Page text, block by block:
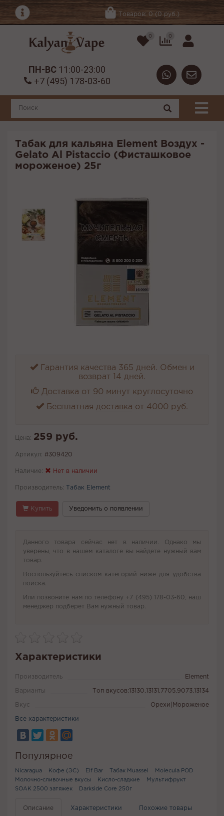
Товаров: 0 (0 руб.)
0 0
ПН-ВС 11:00-23:00
+7 (495) 178-03-60
Табак для кальяна Element Воздух -
Gelato Al Pistaccio (Фисташковое
мороженое) 25г
Гарантия качества 365 дней. Обмен и
возврат 14 дней.
Доставка от 90 минут круглосуточно
Бесплатная доставка от 4000 руб.
Цена: 259 руб.
Артикул: #309420
Наличие: Нет в наличии
Производитель: Табак Element
Купить Уведомить о появлении
Данного товара сейчас нет в наличии. Однако мы
уверены, что в нашем каталоге вы найдете нужный вам
товар.
Воспользуйтесь списком категорий ниже для удобства
поиска.
Или позвоните нам по телефону +7 (495) 178-03-60, наш
менеджер подберет Вам нужный товар.
Характеристики
Производитель Element
Варианты Топ вкусов:13130,13131,7705,9073,13134
Вкус Орехи|Мороженое
Все характеристики
Популярное
Nicaragua Кофе (ЭС) Elf Bar Табак Muassel
Molecula POD
Молочно-сливочные вкусы
Кисло-сладкие
Мультифрукт
SOAK 2500 затяжек
Darkside Core 250г
Описание Характеристики Похожие товары